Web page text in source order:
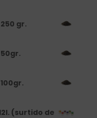
gr.
(surtido de